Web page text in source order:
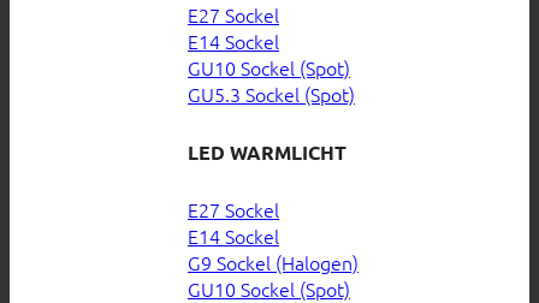
E27 Sockel
E14 Sockel
GU10 Sockel (Spot)
GU5.3 Sockel (Spot)
LED WARMLICHT
E27 Sockel
E14 Sockel
G9 Sockel (Halogen)
GU10 Sockel (Spot)